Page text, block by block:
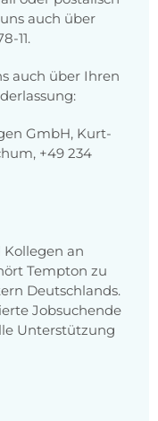
auch über
11.
auch über Ihren
GmbH, Kurt-
+49 234
Kollegen an
Tempton zu
Deutschlands.
Jobsuchende
Unterstützung